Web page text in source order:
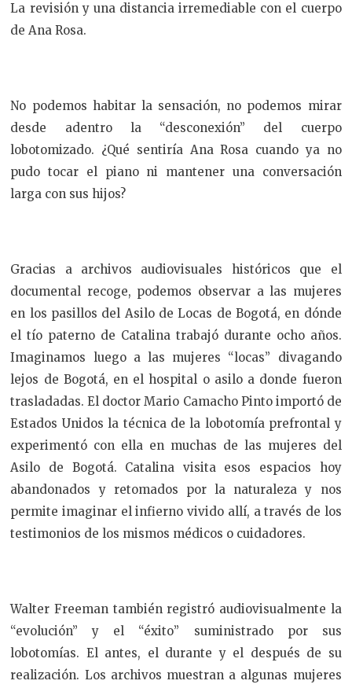
La revisión y una distancia irremediable con el cuerpo
de Ana Rosa.
No podemos habitar la sensación, no podemos mirar
desde adentro la “desconexión” del cuerpo
lobotomizado. ¿Qué sentiría Ana Rosa cuando ya no
pudo tocar el piano ni mantener una conversación
larga con sus hijos?
Gracias a archivos audiovisuales históricos que el
documental recoge, podemos observar a las mujeres
en los pasillos del Asilo de Locas de Bogotá, en dónde
el tío paterno de Catalina trabajó durante ocho años.
Imaginamos luego a las mujeres “locas” divagando
lejos de Bogotá, en el hospital o asilo a donde fueron
trasladadas. El doctor Mario Camacho Pinto importó de
Estados Unidos la técnica de la lobotomía prefrontal y
experimentó con ella en muchas de las mujeres del
Asilo de Bogotá. Catalina visita esos espacios hoy
abandonados y retomados por la naturaleza y nos
permite imaginar el infierno vivido allí, a través de los
testimonios de los mismos médicos o cuidadores.
Walter Freeman también registró audiovisualmente la
“evolución” y el “éxito” suministrado por sus
lobotomías. El antes, el durante y el después de su
realización. Los archivos muestran a algunas mujeres